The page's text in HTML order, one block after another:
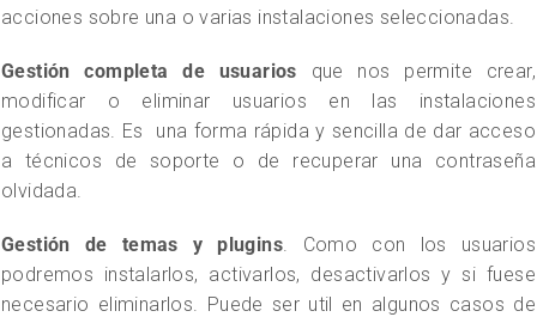
acciones sobre una o varias instalaciones seleccionadas.
Gestión completa de usuarios que nos permite crear,
modificar o eliminar usuarios en las instalaciones
gestionadas. Es una forma rápida y sencilla de dar acceso
a técnicos de soporte o de recuperar una contraseña
olvidada.
Gestión de temas y plugins. Como con los usuarios
podremos instalarlos, activarlos, desactivarlos y si fuese
necesario eliminarlos. Puede ser util en algunos casos de